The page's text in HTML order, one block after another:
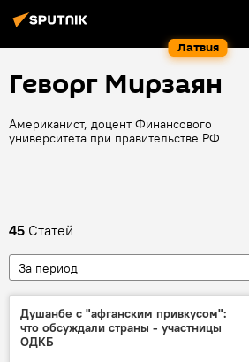
Латвия
Геворг Мирзаян
Американист, доцент Финансового
университета при правительстве РФ
45 Статей
За период
Душанбе с "афганским привкусом":
что обсуждали страны - участницы
ОДКБ